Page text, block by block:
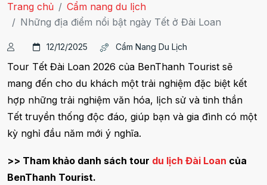
Trang chủ
Cẩm nang du lịch
Những địa điểm nổi bật ngày Tết ở Đài Loan
12/12/2025 Cẩm Nang Du Lịch
Tour Tết Đài Loan 2026 của BenThanh Tourist sẽ
mang đến cho du khách một trải nghiệm đặc biệt kết
hợp những trải nghiệm văn hóa, lịch sử và tinh thần
Tết truyền thống độc đáo, giúp bạn và gia đình có một
kỳ nghỉ đầu năm mới ý nghĩa.
>> Tham khảo danh sách tour du lịch Đài Loan của
BenThanh Tourist.